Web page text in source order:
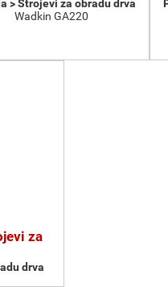
> Strojevi za obradu drva
Wadkin GA220
za
drva